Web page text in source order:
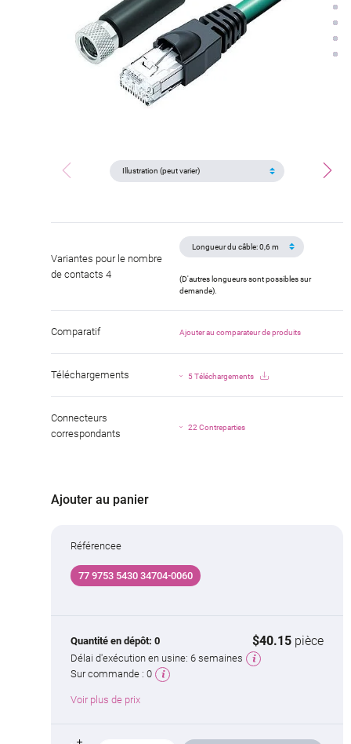
Variantes pour le nombre
de contacts 4
(D'autres longueurs sont possibles sur
demande).
Comparatif Ajouter au comparateur de produits
Téléchargements 5 Téléchargements
Connecteurs
correspondants
22 Contreparties
Ajouter au panier
Référencee
77 9753 5430 34704-0060
Quantité en dépôt: 0 $40.15 pièce
Délai d'exécution en usine: 6 semaines
Sur commande : 0
Voir plus de prix